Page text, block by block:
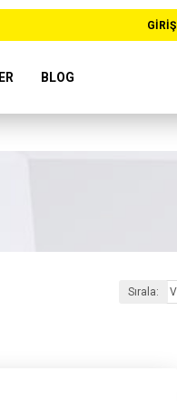
GIRIŞ
BLOG
Sırala: